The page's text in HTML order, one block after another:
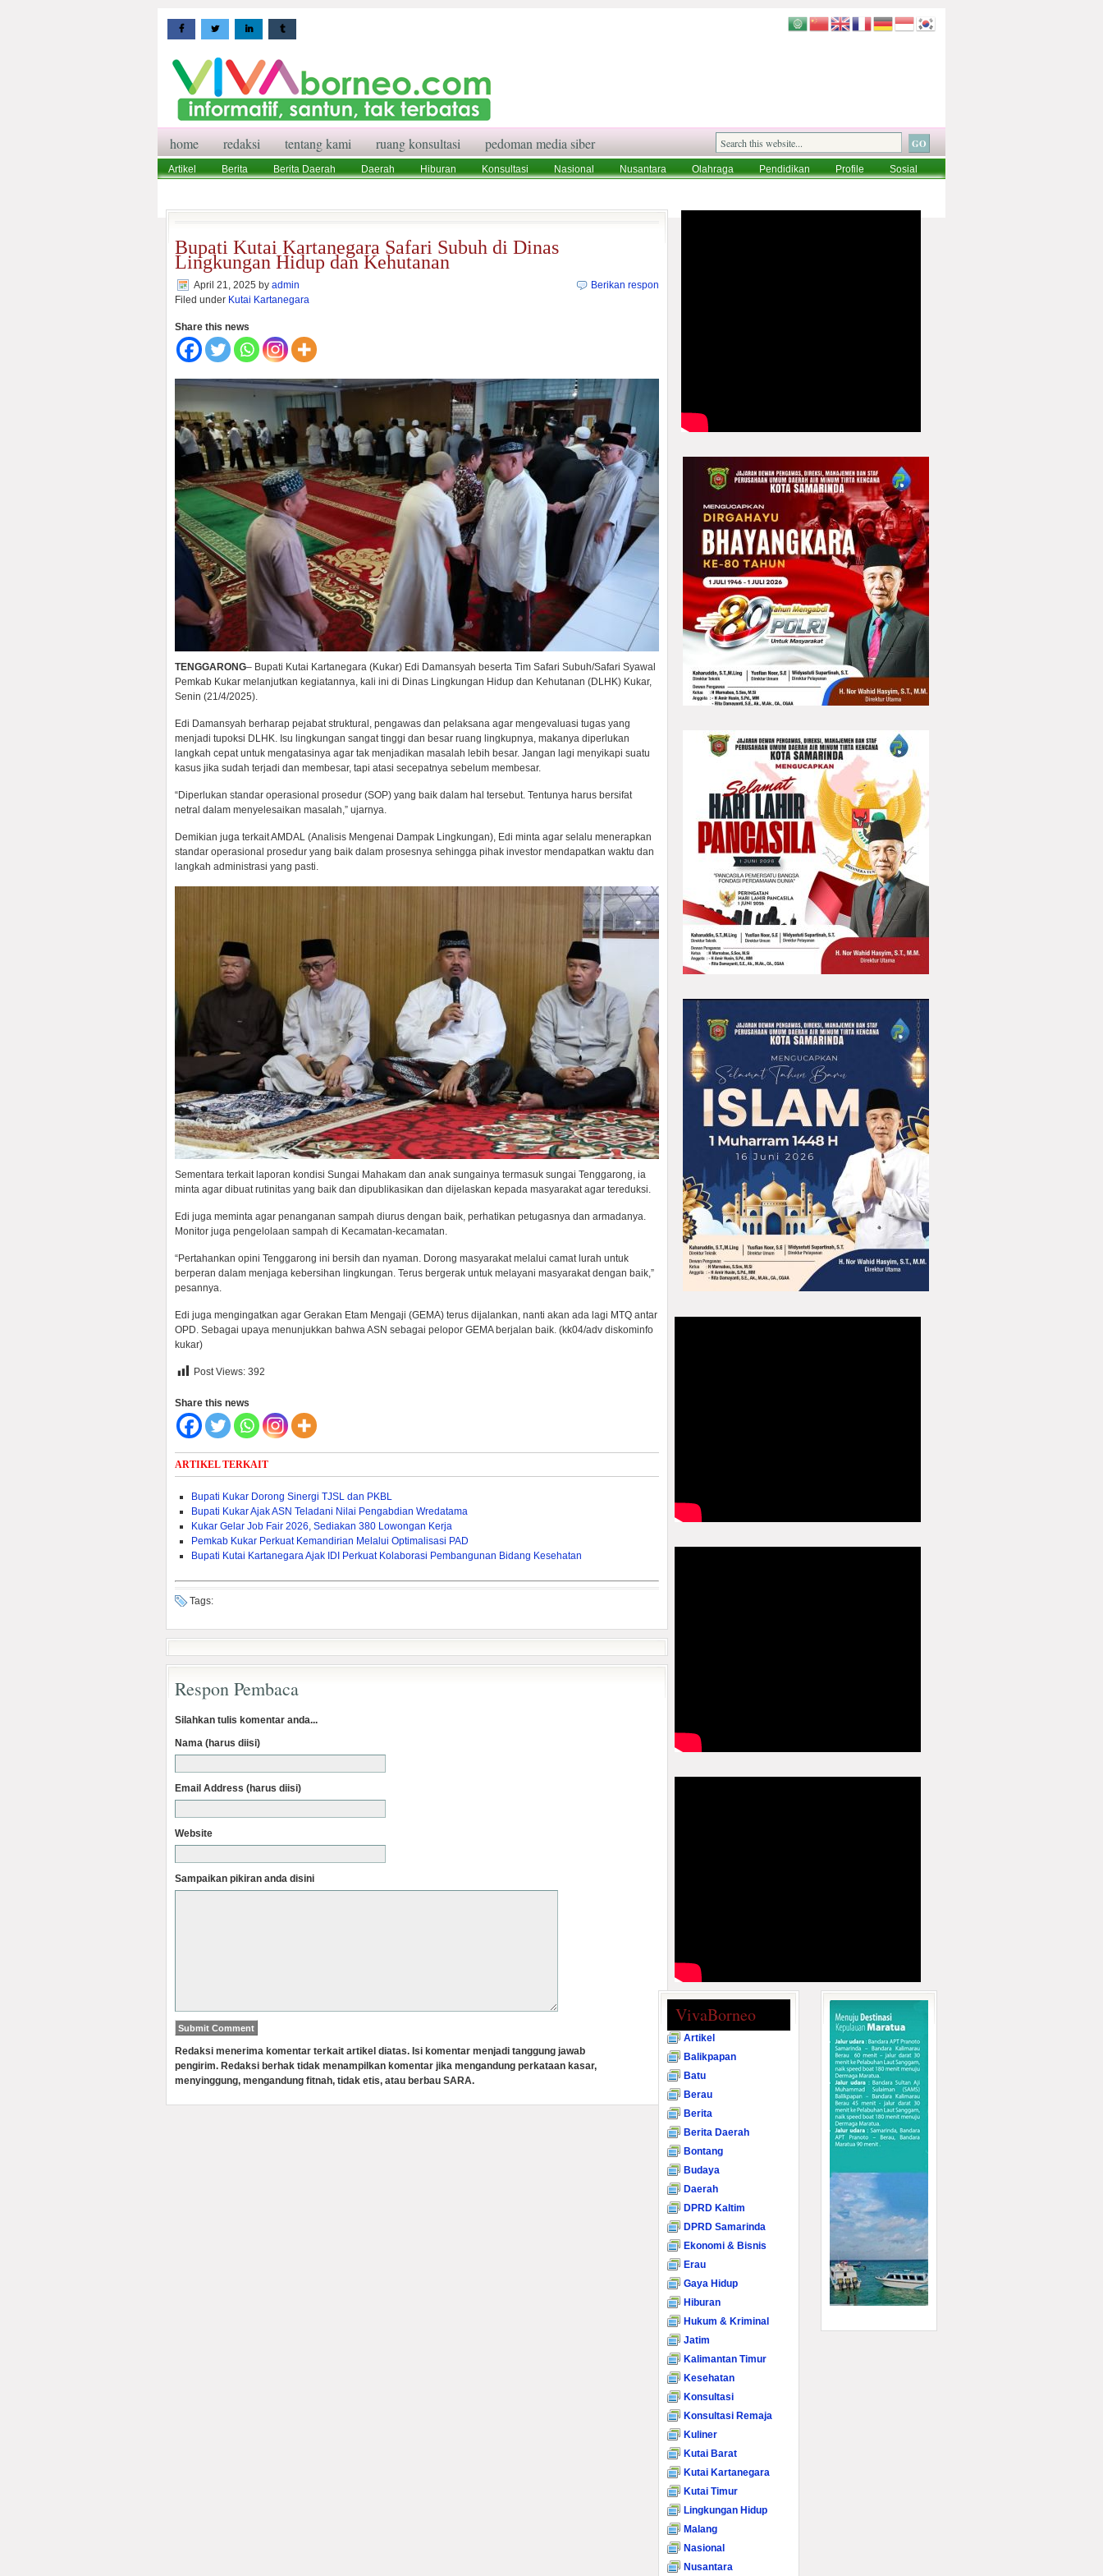
home redaksi tentang kami ruang konsultasi pedoman media siber
Artikel Berita Berita Daerah Daerah Hiburan Konsultasi Nasional Nusantara Olahraga Pendidikan Profile
Sosial
Bupati Kutai Kartanegara Safari Subuh di Dinas
Lingkungan Hidup dan Kehutanan
April 21, 2025 by admin
Filed under Kutai Kartanegara
Berikan respon
Share this news
TENGGARONG– Bupati Kutai Kartanegara (Kukar) Edi Damansyah beserta Tim Safari Subuh/Safari Syawal
Pemkab Kukar melanjutkan kegiatannya, kali ini di Dinas Lingkungan Hidup dan Kehutanan (DLHK) Kukar,
Senin (21/4/2025).
Edi Damansyah berharap pejabat struktural, pengawas dan pelaksana agar mengevaluasi tugas yang
menjadi tupoksi DLHK. Isu lingkungan sangat tinggi dan besar ruang lingkupnya, makanya diperlukan
langkah cepat untuk mengatasinya agar tak menjadikan masalah lebih besar. Jangan lagi menyikapi suatu
kasus jika sudah terjadi dan membesar, tapi atasi secepatnya sebelum membesar.
“Diperlukan standar operasional prosedur (SOP) yang baik dalam hal tersebut. Tentunya harus bersifat
netral dalam menyelesaikan masalah,” ujarnya.
Demikian juga terkait AMDAL (Analisis Mengenai Dampak Lingkungan), Edi minta agar selalu menerapkan
standar operasional prosedur yang baik dalam prosesnya sehingga pihak investor mendapatkan waktu dan
langkah administrasi yang pasti.
Sementara terkait laporan kondisi Sungai Mahakam dan anak sungainya termasuk sungai Tenggarong, ia
minta agar dibuat rutinitas yang baik dan dipublikasikan dan dijelaskan kepada masyarakat agar tereduksi.
Edi juga meminta agar penanganan sampah diurus dengan baik, perhatikan petugasnya dan armadanya.
Monitor juga pengelolaan sampah di Kecamatan-kecamatan.
“Pertahankan opini Tenggarong ini bersih dan nyaman. Dorong masyarakat melalui camat lurah untuk
berperan dalam menjaga kebersihan lingkungan. Terus bergerak untuk melayani masyarakat dengan baik,”
pesannya.
Edi juga mengingatkan agar Gerakan Etam Mengaji (GEMA) terus dijalankan, nanti akan ada lagi MTQ antar
OPD. Sebagai upaya menunjukkan bahwa ASN sebagai pelopor GEMA berjalan baik. (kk04/adv diskominfo
kukar)
Post Views: 392
Share this news
ARTIKEL TERKAIT
Bupati Kukar Dorong Sinergi TJSL dan PKBL
Bupati Kukar Ajak ASN Teladani Nilai Pengabdian Wredatama
Kukar Gelar Job Fair 2026, Sediakan 380 Lowongan Kerja
Pemkab Kukar Perkuat Kemandirian Melalui Optimalisasi PAD ‎
Bupati Kutai Kartanegara Ajak IDI Perkuat Kolaborasi Pembangunan Bidang Kesehatan
Tags:
Respon Pembaca
Silahkan tulis komentar anda...
Nama (harus diisi)
Email Address (harus diisi)
Website
Sampaikan pikiran anda disini
Redaksi menerima komentar terkait artikel diatas. Isi komentar menjadi tanggung jawab
pengirim. Redaksi berhak tidak menampilkan komentar jika mengandung perkataan kasar,
menyinggung, mengandung fitnah, tidak etis, atau berbau SARA.
VivaBorneo
Artikel
Balikpapan
Batu
Berau
Berita
Berita Daerah
Bontang
Budaya
Daerah
DPRD Kaltim
DPRD Samarinda
Ekonomi & Bisnis
Erau
Gaya Hidup
Hiburan
Hukum & Kriminal
Jatim
Kalimantan Timur
Kesehatan
Konsultasi
Konsultasi Remaja
Kuliner
Kutai Barat
Kutai Kartanegara
Kutai Timur
Lingkungan Hidup
Malang
Nasional
Nusantara